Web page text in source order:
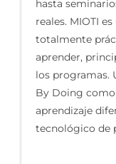
hasta
reales. MIOTI
totalmente
aprender,
los programas.
By Doing
aprendizaje
tecnológico de